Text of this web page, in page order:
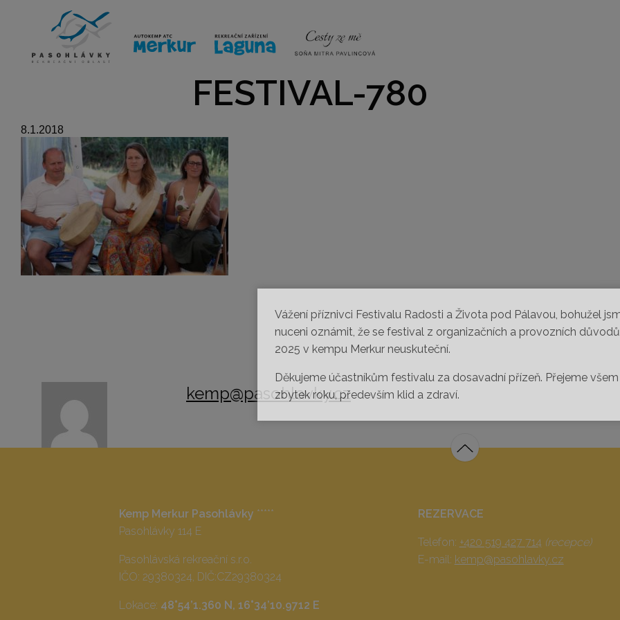
FESTIVAL-780
8.1.2018
kemp@pasohlavky.cz
Kemp Merkur Pasohlávky *****
Pasohlávky 114 E
Pasohlávská rekreační s.r.o.
IČO: 29380324, DIČ:CZ29380324
Lokace: 48°54’1.360 N, 16°34’10.9712 E
REZERVACE
Telefon: +420 519 427 714 (recepce)
E-mail: kemp@pasohlavky.cz
Vážení příznivci Festivalu Radosti a Života pod Pálavou, bohužel
nuceni oznámit, že se festival z organizačních a provozních
2025 v kempu Merkur neuskuteční.
Děkujeme účastníkům festivalu za dosavadní přízeň. Přejeme
zbytek roku, především klid a zdraví.